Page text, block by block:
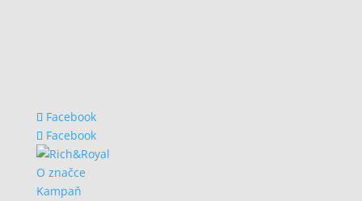
Facebook
Facebook
O značce
Kampaň